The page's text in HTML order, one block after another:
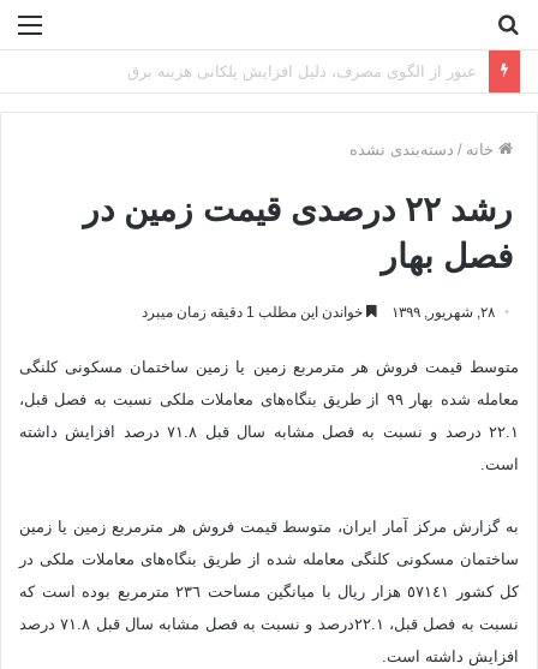
تراز تاب‌آوری فولادمبارکه در سال سخت ۱۴۰۴
خانه / دسته‌بندی نشده
رشد ۲۲ درصدی قیمت زمین در
فصل بهار
۲۸, شهریور, ۱۳۹۹ خواندن این مطلب 1 دقیقه زمان میبرد
متوسط قیمت فروش هر مترمربع زمین یا زمین ساختمان مسکونی کلنگی
معامله شده بهار ۹۹ از طریق بنگاه‌های معاملات ملکی نسبت به فصل قبل،
٢٢.١ درصد و نسبت به فصل مشابه سال قبل ٧١.٨ درصد افزایش داشته
است.
به گزارش مرکز آمار ایران، متوسط قیمت فروش هر مترمربع زمین یا زمین
ساختمان مسکونی کلنگی معامله شده از طریق بنگاه‌های معاملات ملکی در
کل کشور ٥٧١٤١ هزار ریال با میانگین مساحت ٢٣٦ مترمربع بوده است که
نسبت به فصل قبل، ٢٢.١درصد و نسبت به فصل مشابه سال قبل ٧١.٨ درصد
افزایش داشته است.